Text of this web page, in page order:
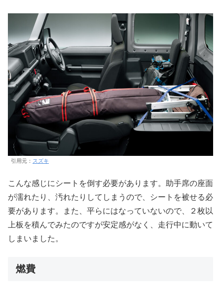
引用元： スズキ
こんな感じにシートを倒す必要があります。助手席の座面
が濡れたり、汚れたりしてしまうので、シートを被せる必
要があります。また、平らにはなっていないので、２枚以
上板を積んでみたのですが安定感がなく、走行中に動いて
しまいました。
燃費